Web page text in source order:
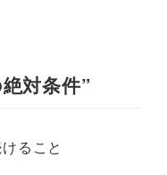
対条件”
ること